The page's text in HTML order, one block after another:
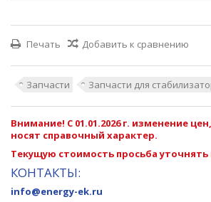
Печать Добавить к сравнению
Запчасти Запчасти для
Внимание! С 01.01.2026 г. изменение
носят справочный характер.
Текущую стоимость просьба
КОНТАКТЫ:
info@energy-ek.ru